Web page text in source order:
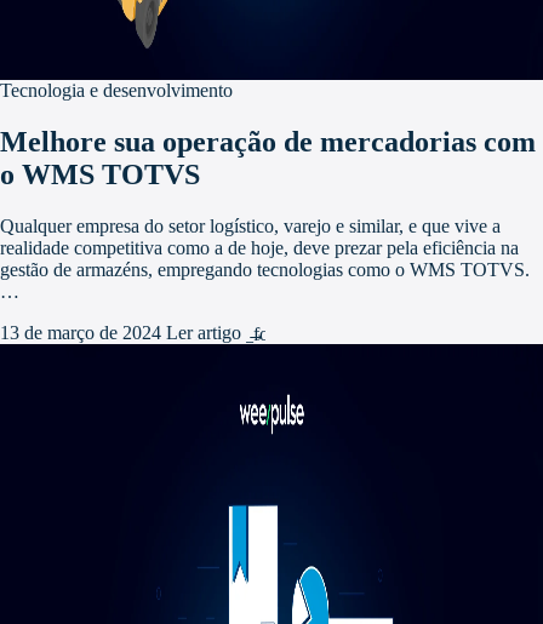
Tecnologia e desenvolvimento
Melhore sua operação de mercadorias com
o WMS TOTVS
Qualquer empresa do setor logístico, varejo e similar, e que vive a
realidade competitiva como a de hoje, deve prezar pela eficiência na
gestão de armazéns, empregando tecnologias como o WMS TOTVS.
…
13 de março de 2024 Ler artigo
arrow_forward